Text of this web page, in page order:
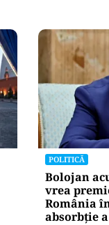
POLITICĂ
Bolojan
vrea
România
absorbţie a